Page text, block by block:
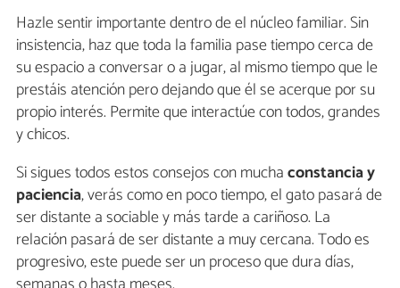
Hazle sentir importante dentro de el núcleo familiar. Sin
insistencia, haz que toda la familia pase tiempo cerca de
su espacio a conversar o a jugar, al mismo tiempo que le
prestáis atención pero dejando que él se acerque por su
propio interés. Permite que interactúe con todos, grandes
y chicos.
Si sigues todos estos consejos con muchaconstancia y
paciencia, verás como en poco tiempo, el gato pasará de
ser distante a sociable y más tarde a cariñoso. La
relación pasará de ser distante a muy cercana. Todo es
progresivo, este puede ser un proceso que dura días,